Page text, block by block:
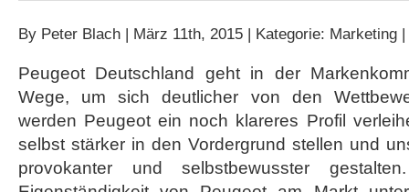
By Peter Blach | März 11th, 2015 | Kategorie: Marketing |
Peugeot Deutschland geht in der
Wege, um sich deutlicher von den
werden Peugeot ein noch klareres Profil
selbst stärker in den Vordergrund stellen und
provokanter und selbstbewusster